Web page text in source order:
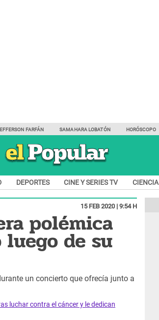
FARFÁN SAMAHARA LOBATÓN HORÓSCOPO
DEPORTES CINE Y SERIES TV CIENCIA
15 FEB 2020 | 9:54 H
polémica
de su
un concierto que ofrecía junto a
luchar contra el cáncer y le dedican